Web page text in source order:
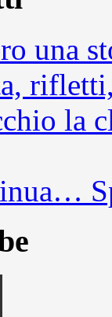
una
la